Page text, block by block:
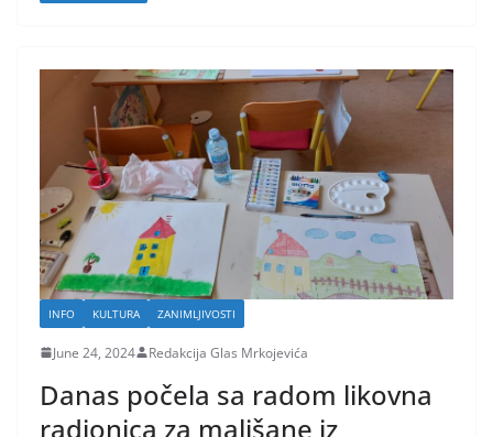
INFO KULTURA ZANIMLJIVOSTI
June 24, 2024 Redakcija Glas Mrkojevića
Danas počela sa radom likovna
radionica za mališane iz